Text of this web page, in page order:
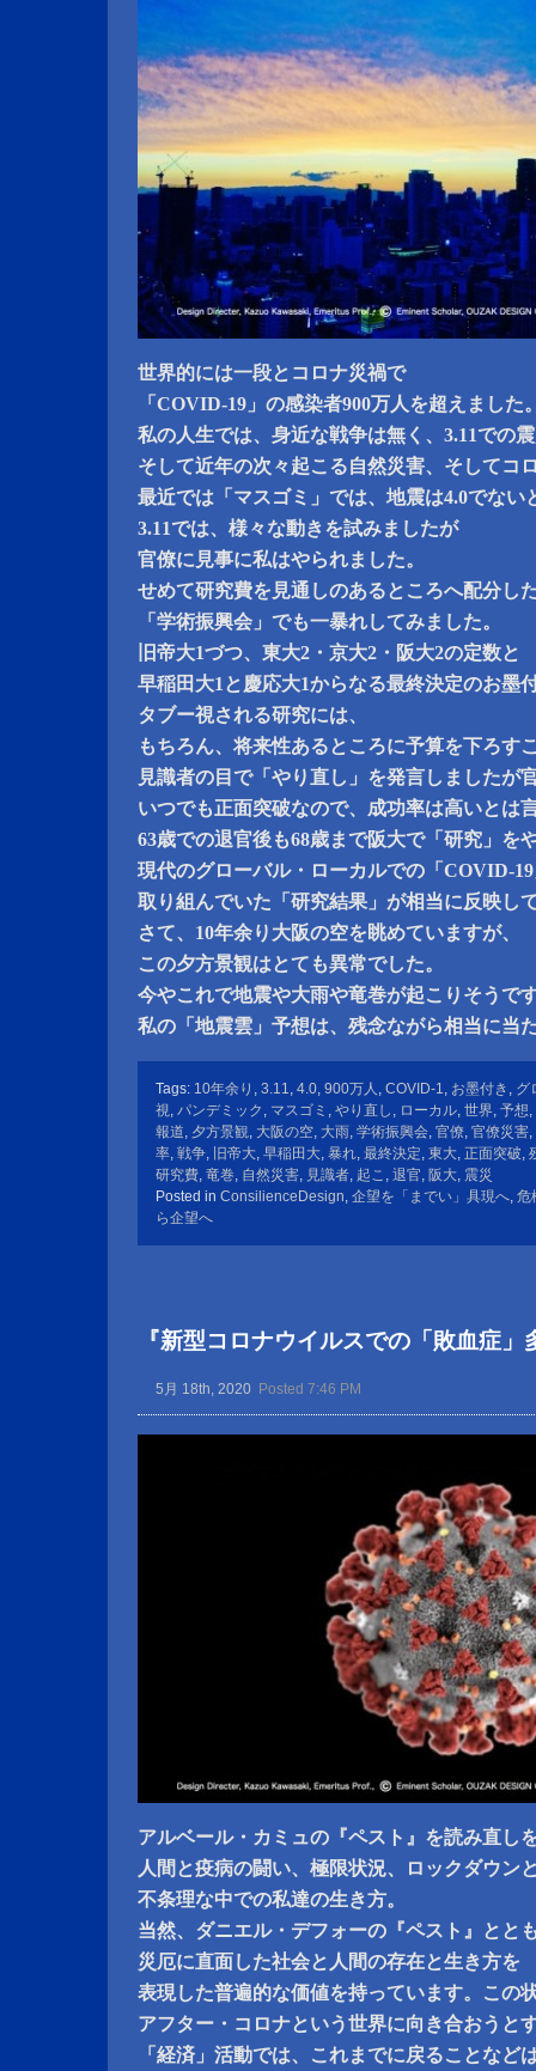
世界的には一段とコロナ災禍で
「COVID-19」の感染者900万人を超えました
私の人生では、身近な戦争は無く、3.11での
そして近年の次々起こる自然災害、そしてコ
最近では「マスゴミ」では、地震は4.0でない
3.11では、様々な動きを試みましたが
官僚に見事に私はやられました。
せめて研究費を見通しのあるところへ配分し
「学術振興会」でも一暴れしてみました。
旧帝大1づつ、東大2・京大2・阪大2の定数と
早稲田大1と慶応大1からなる最終決定のお墨
タブー視される研究には、
もちろん、将来性あるところに予算を下ろす
見識者の目で「やり直し」を発言しましたが
いつでも正面突破なので、成功率は高いとは
63歳での退官後も68歳まで阪大で「研究」を
現代のグローバル・ローカルでの「COVID-
取り組んでいた「研究結果」が相当に反映し
さて、10年余り大阪の空を眺めていますが、
この夕方景観はとても異常でした。
今やこれで地震や大雨や竜巻が起こりそうで
私の「地震雲」予想は、残念ながら相当に当
Tags: 10年余り , 3.11, 4.0, 900万人 , COVID-1, お墨付き , グ
視, パンデミック , マスゴミ , やり直し , ローカル, 世界, 予想,
報道, 夕方景観, 大阪の空, 大雨, 学術振興会, 官僚, 官僚災害,
率, 戦争, 旧帝大, 早稲田大, 暴れ, 最終決定, 東大, 正面突破,
研究費, 竜巻, 自然災害, 見識者, 起こ , 退官, 阪大, 震災
Posted in ConsilienceDesign, 企望を「までい」具現へ, 危
ら企望へ
『新型コロナウイルスでの「敗血症」
5月 18th, 2020 Posted 7:46 PM
アルベール・カミュの『ペスト』を読み直し
人間と疫病の闘い、極限状況、ロックダウン
不条理な中での私達の生き方。
当然、ダニエル・デフォーの『ペスト』とと
災厄に直面した社会と人間の存在と生き方を
表現した普遍的な価値を持っています。この
アフター・コロナという世界に向き合おうと
「経済」活動では、これまでに戻ることなど